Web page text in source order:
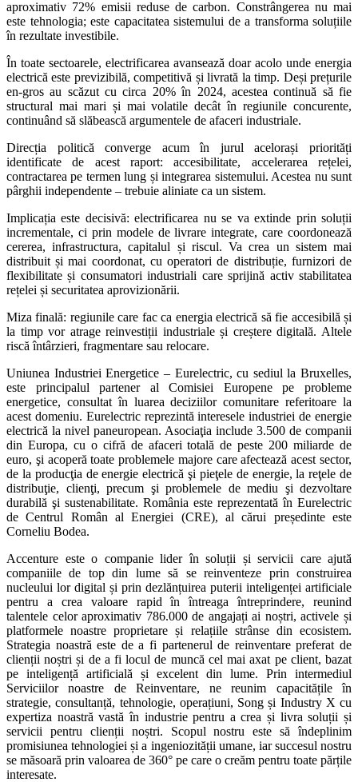
aproximativ 72% emisii reduse de carbon. Constrângerea nu mai
este tehnologia; este capacitatea sistemului de a transforma soluțiile
în rezultate investibile.
În toate sectoarele, electrificarea avansează doar acolo unde energia
electrică este previzibilă, competitivă și livrată la timp. Deși prețurile
en-gros au scăzut cu circa 20% în 2024, acestea continuă să fie
structural mai mari și mai volatile decât în regiunile concurente,
continuând să slăbească argumentele de afaceri industriale.
Direcția politică converge acum în jurul acelorași priorități
identificate de acest raport: accesibilitate, accelerarea rețelei,
contractarea pe termen lung și integrarea sistemului. Acestea nu sunt
pârghii independente – trebuie aliniate ca un sistem.
Implicația este decisivă: electrificarea nu se va extinde prin soluții
incrementale, ci prin modele de livrare integrate, care coordonează
cererea, infrastructura, capitalul și riscul. Va crea un sistem mai
distribuit și mai coordonat, cu operatori de distribuție, furnizori de
flexibilitate și consumatori industriali care sprijină activ stabilitatea
rețelei și securitatea aprovizionării.
Miza finală: regiunile care fac ca energia electrică să fie accesibilă și
la timp vor atrage reinvestiții industriale și creștere digitală. Altele
riscă întârzieri, fragmentare sau relocare.
Uniunea Industriei Energetice – Eurelectric, cu sediul la Bruxelles,
este principalul partener al Comisiei Europene pe probleme
energetice, consultat în luarea deciziilor comunitare referitoare la
acest domeniu. Eurelectric reprezintă interesele industriei de energie
electrică la nivel paneuropean. Asociaţia include 3.500 de companii
din Europa, cu o cifră de afaceri totală de peste 200 miliarde de
euro, şi acoperă toate problemele majore care afectează acest sector,
de la producţia de energie electrică şi pieţele de energie, la reţele de
distribuţie, clienţi, precum şi problemele de mediu şi dezvoltare
durabilă şi sustenabilitate. România este reprezentată în Eurelectric
de Centrul Român al Energiei (CRE), al cărui președinte este
Corneliu Bodea.
Accenture este o companie lider în soluții și servicii care ajută
companiile de top din lume să se reinventeze prin construirea
nucleului lor digital și prin dezlănțuirea puterii inteligenței artificiale
pentru a crea valoare rapid în întreaga întreprindere, reunind
talentele celor aproximativ 786.000 de angajați ai noștri, activele și
platformele noastre proprietare și relațiile strânse din ecosistem.
Strategia noastră este de a fi partenerul de reinventare preferat de
clienții noștri și de a fi locul de muncă cel mai axat pe client, bazat
pe inteligență artificială și excelent din lume. Prin intermediul
Serviciilor noastre de Reinventare, ne reunim capacitățile în
strategie, consultanță, tehnologie, operațiuni, Song și Industry X cu
expertiza noastră vastă în industrie pentru a crea și livra soluții și
servicii pentru clienții noștri. Scopul nostru este să îndeplinim
promisiunea tehnologiei și a ingeniozității umane, iar succesul nostru
se măsoară prin valoarea de 360° pe care o creăm pentru toate părțile
interesate.